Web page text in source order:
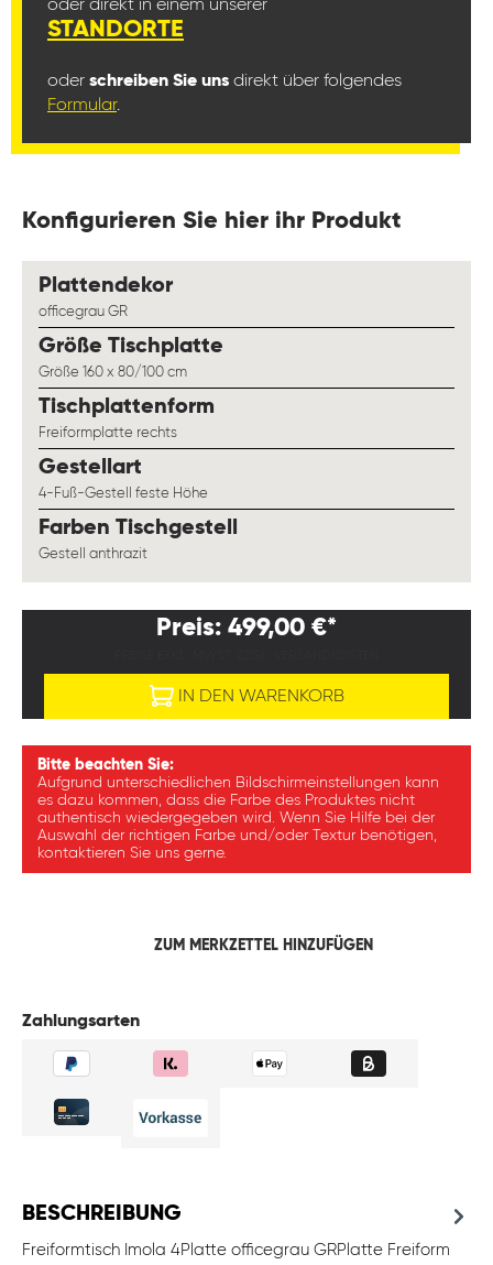
oder direkt in einem unserer
STANDORTE
oder schreiben Sie uns direkt über folgendes
Formular.
Konfigurieren Sie hier ihr Produkt
Plattendekorauswählen
officegrau GR
Größe Tischplatte
Größe 160 x 80/100 cm
Tischplattenform
Freiformplatte rechts
Gestellart
4-Fuß-Gestell feste Höhe
Farben Tischgestell
Gestell anthrazit
Preis: 499,00 €*
IN DEN WARENKORB
Bitte beachten Sie:
Aufgrund unterschiedlichen Bildschirmeinstellungen kann
es dazu kommen, dass die Farbe des Produktes nicht
authentisch wiedergegeben wird. Wenn Sie Hilfe bei der
Auswahl der richtigen Farbe und/oder Textur benötigen,
kontaktieren Sie uns gerne.
ZUM MERKZETTEL HINZUFÜGEN
Zahlungsarten
BESCHREIBUNG
Freiformtisch Imola 4Platte officegrau GRPlatte Freiform